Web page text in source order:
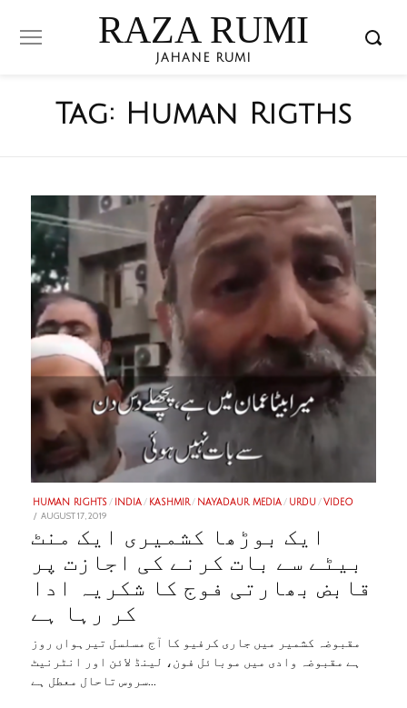
RAZA RUMI
JAHANE RUMI
Tag: Human Rigths
HUMAN RIGHTS / INDIA / KASHMIR / NAYADAUR MEDIA / URDU / VIDEO
POSTED
AUGUST 17, 2019
28,
2023
ایک بوڑھا کشمیری ایک منٹ
بیٹے سے بات کرنے کی اجازت پر
قابض بھارتی فوج کا شکریہ ادا
کر رہا ہے
مقبوضہ کشمیر میں جاری کرفیو کا آج مسلسل تیرہواں روز
ہے مقبوضہ وادی میں موبائل فون، لینڈ لائن اور انٹرنیٹ
سروس تاحال معطل ہے…